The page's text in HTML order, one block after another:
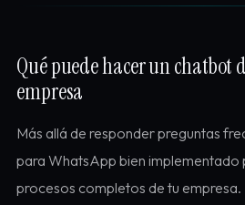
Qué puede hacer un chatbot
empresa
Más allá de responder preguntas
para WhatsApp bien implementado
procesos completos de tu empresa.